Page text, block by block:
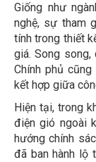
Giống như
nghệ, sự tham
tính trong thiết
giá. Song
Chính phủ
kết hợp giữa
Hiện tại, trong
điện gió ngoài
hướng chính
đã ban hành lộ